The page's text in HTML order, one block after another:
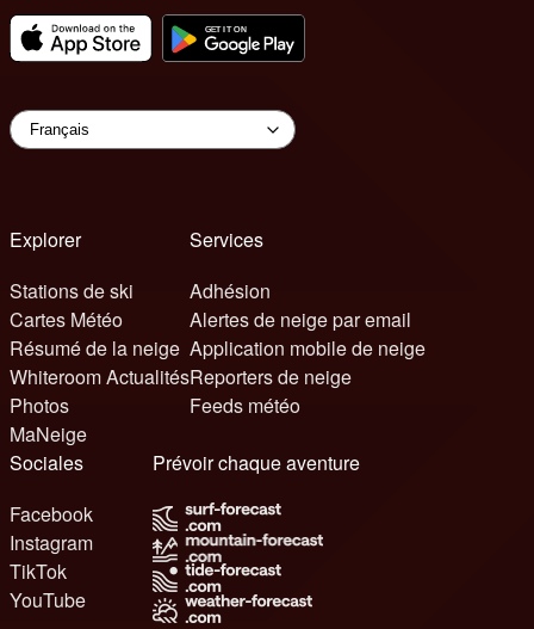
Explorer
Stations de ski
Cartes Météo
Résumé de la neige
Whiteroom Actualités
Photos
MaNeige
Services
Adhésion
Alertes de neige par email
Application mobile de neige
Reporters de neige
Feeds météo
Sociales
Facebook
Instagram
TikTok
YouTube
Prévoir chaque aventure